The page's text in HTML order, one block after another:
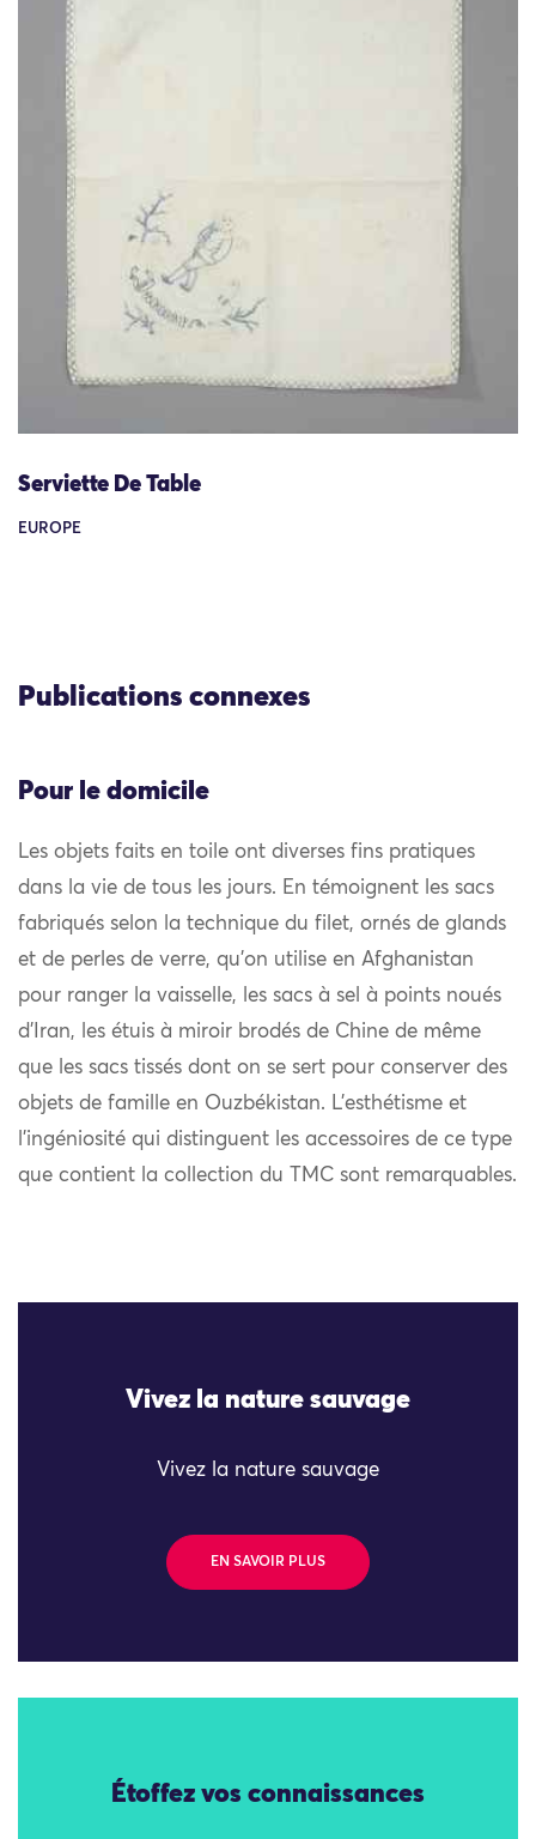
Serviette De Table
EUROPE
Publications connexes
Pour le domicile
Les objets faits en toile ont diverses fins pratiques
dans la vie de tous les jours. En témoignent les sacs
fabriqués selon la technique du filet, ornés de glands
et de perles de verre, qu’on utilise en Afghanistan
pour ranger la vaisselle, les sacs à sel à points noués
d’Iran, les étuis à miroir brodés de Chine de même
que les sacs tissés dont on se sert pour conserver des
objets de famille en Ouzbékistan. L’esthétisme et
l’ingéniosité qui distinguent les accessoires de ce type
que contient la collection du TMC sont remarquables.
Vivez la nature sauvage
Vivez la nature sauvage
EN SAVOIR PLUS
Étoffez vos connaissances